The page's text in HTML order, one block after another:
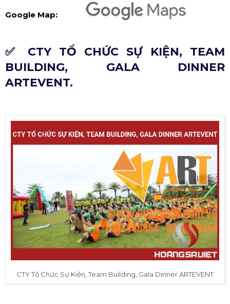
Google Map:
✅ CTY TỔ CHỨC SỰ KIỆN, TEAM
BUILDING, GALA DINNER
ARTEVENT.
CTY Tổ Chức Sự Kiện, Team Building, Gala Dinner ARTEVENT